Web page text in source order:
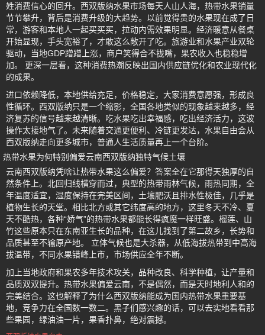
姓消费信心的回升。西双版纳水果市场每天人山人海，热带水果销量
节节攀升，背后是消费升级的大趋势。以前觉得贵的水果现在成了日
常，游客和本地人一起买买买，拉动内需效果明显。经济暖意从餐桌
开始显现，手头宽裕了，才敢这么敞开了吃。旅游业和水果产业双轮
驱动，当地GDP蹭蹭上涨，商户笑得合不拢嘴，果农收入也稳稳增
加。 更深一层看，这种消费热潮反映出国内供应链优化和农业现代化
的成果。
进口依赖降低，本地供给充足，价格稳定，大家消费意愿强，形成良
性循环。西双版纳只是一个缩影，全国各地类似的现象越来越多，经
济复苏的信号越来越清晰。吃水果吃出幸福感，吃出经济活力，这波
操作太接地气了。未来随着交通更便利、冷链更发达，水果自由会从
西双版纳走向更多城市，普通人生活质量再上一个台阶。
热带水果为何特别偏爱云南西双版纳独特气候土壤
云南西双版纳凭啥让热带水果这么偏爱？答案全在它那得天独厚的自
然条件上。北回归线横穿而过，典型的热带雨林气候，雨热同期，全
年温度适宜，湿度保持在完美区间，土壤肥沃且排水性极佳，几乎是
植物生长的天堂。相比北方或其它纬度高的地方，这里冬天不冷、夏
天不酷热，各种“娇气”的热带水果都能长得疯魔一样旺盛。榴莲、山
竹这些原本只在东南亚生长的品种，在这儿找到了第二故乡，长势和
品质甚至不输原产地。 立体气候也是大杀器，从低海拔热带到中高海
拔温带，不同水果错峰上市，市场供应全年不断。
加上当地政府和果农多年技术攻关，品种改良、科学种植，让产量和
品质双双提升。热带水果偏爱云南，不是偶然，而是天时地利人和的
完美结合。这也解释了为什么西双版纳能成为国内热带水果重要基
地，竞争力在全国数一数二。黑子们感兴趣的话，可以去实地看看那
些果园，绿油油一片，果香扑鼻，绝对震撼。